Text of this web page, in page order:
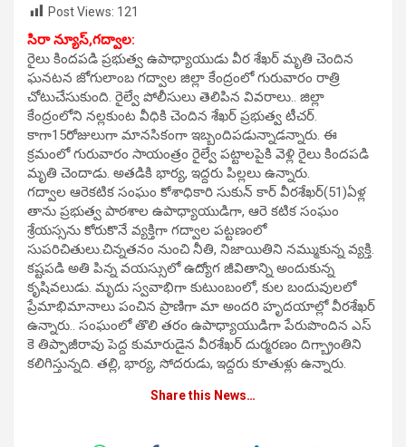
Post Views: 121
సిరా న్యూస్,గద్వాల:
రైలు కిందపడి ప్రభుత్వ ఉపాధ్యాయుడు వీర శేఖర్ మృతి చెందిన
ఘనటన జోగులాంబ గద్వాల జిల్లా కేంద్రంలో గురువారం రాత్రి
చోటుచేసుకుంది. రైల్వే పోలీసులు తెలిపిన వివరాలు.. జిల్లా
కేంద్రంలోని నల్లకుంట వీధికి చెందిన శేఖర్ ప్రభుత్వ టీచర్.
కాగా15రోజులుగా మానసికంగా ఇబ్బందిపడున్నాడన్నారు. ఈ
క్రమంలో గురువారం సాయంత్రం రైల్వే పట్టాలపైకి వెళ్లి రైలు కిందపడి
మృతి చెందాడు. అతడికి భార్య, ఇద్దరు పిల్లలు ఉన్నారు.
గద్వాల ఆరెకటిక సంఘం కోశాధికారి సుకున్ కార్ వీరశేఖర్(51)ఏళ్ల
తాను ప్రభుత్వ పాఠశాల ఉపాధ్యాయుడిగా, ఆరె కటిక సంఘం
శ్రేయస్సను కోరుకొనే వ్యక్తిగా గద్వాల పట్టణంలో
సుపరిచితులు.చిన్నతనం నుంచి నీతి, నిజాయితిని నమ్ముకున్న వ్యక్తి.
కష్టపడి అతి పిన్న వయస్సులో ఉద్యోగ జీవితాన్ని అందుకున్న
కృషివలుడు. మృదు స్వవాభిగా కుటుంబంలో, కుల బందువులలో
ప్రేమాభిమానాలు పంచిన ప్రాణిగా మా అందరి హృదయాల్లో వీరశేఖర్
ఉన్నారు.. సంఘంలో తొలి తరం ఉపాధ్యాయుడిగా పేరుపొందిన ఎస్
కె తిప్పాజీరావు పెద్ద కుమారుడైన వీరశేఖర్ దుర్మరణం దిగ్బ్రాంతిని
కలిగిస్తున్నది. తల్లి, భార్య, సోదరుడు, ఇద్దరు కూతుళ్లు ఉన్నారు.
Share this News…